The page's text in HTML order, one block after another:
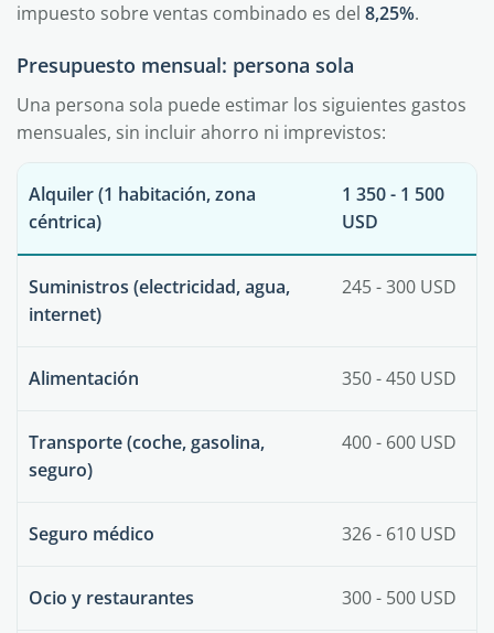
impuesto sobre ventas combinado es del 8,25%.
Presupuesto mensual: persona sola
Una persona sola puede estimar los siguientes gastos
mensuales, sin incluir ahorro ni imprevistos:
Alquiler (1 habitación, zona
céntrica)
1 350 - 1 500
USD
Suministros (electricidad, agua,
internet)
245 - 300 USD
Alimentación 350 - 450 USD
Transporte (coche, gasolina,
seguro)
400 - 600 USD
Seguro médico 326 - 610 USD
Ocio y restaurantes 300 - 500 USD